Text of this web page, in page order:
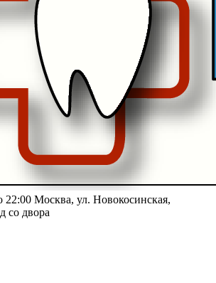
22:00 Москва, ул. Новокосинская,
со двора